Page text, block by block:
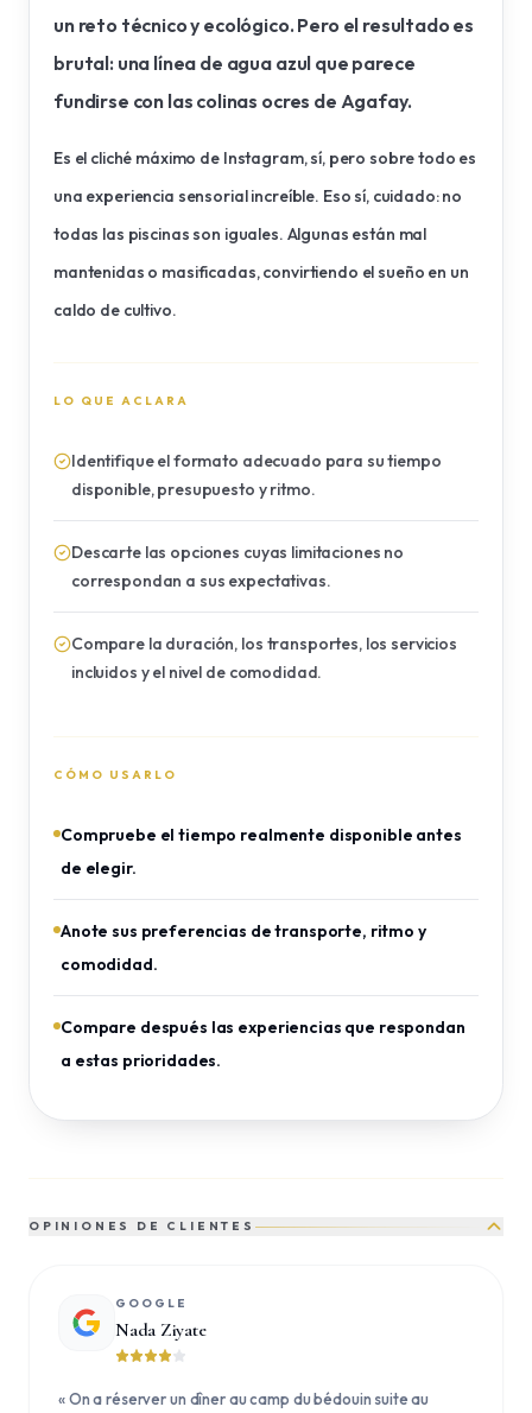
un reto técnico y ecológico. Pero el resultado es
brutal: una línea de agua azul que parece
fundirse con las colinas ocres de Agafay.
Es el cliché máximo de Instagram, sí, pero sobre todo es
una experiencia sensorial increíble. Eso sí, cuidado: no
todas las piscinas son iguales. Algunas están mal
mantenidas o masificadas, convirtiendo el sueño en un
caldo de cultivo.
LO QUE ACLARA
Identifique el formato adecuado para su tiempo
disponible, presupuesto y ritmo.
Descarte las opciones cuyas limitaciones no
correspondan a sus expectativas.
Compare la duración, los transportes, los servicios
incluidos y el nivel de comodidad.
CÓMO USARLO
Compruebe el tiempo realmente disponible antes
de elegir.
Anote sus preferencias de transporte, ritmo y
comodidad.
Compare después las experiencias que respondan
a estas prioridades.
OPINIONES DE CLIENTES
GOOGLE
Nada Ziyate
«On a réserver un dîner au camp du bédouin suite au